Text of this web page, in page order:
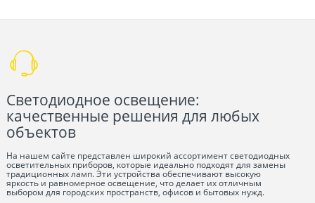
Светодиодное освещение:
качественные решения для любых
объектов
На нашем сайте представлен широкий ассортимент светодиодных
осветительных приборов, которые идеально подходят для замены
традиционных ламп. Эти устройства обеспечивают высокую
яркость и равномерное освещение, что делает их отличным
выбором для городских пространств, офисов и бытовых нужд.